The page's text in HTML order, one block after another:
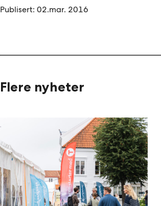
Publisert: 02.mar. 2016
Flere nyheter